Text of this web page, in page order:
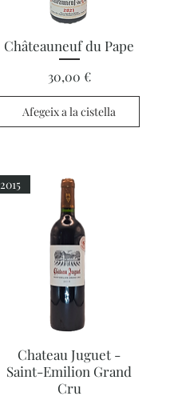
Visualització ràpida
Châteauneuf du Pape
Preu
30,00 €
Afegeix a la cistella
Visualització ràpida
2015
Chateau Juguet -
Saint-Emilion Grand
Cru